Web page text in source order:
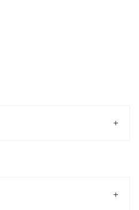
+
+